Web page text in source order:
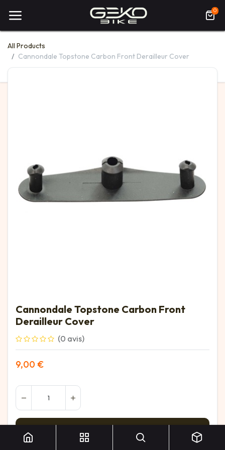
0
All Products
Cannondale Topstone Carbon Front Derailleur Cover
Cannondale Topstone Carbon Front
Derailleur Cover
(0 avis)
9,00 €